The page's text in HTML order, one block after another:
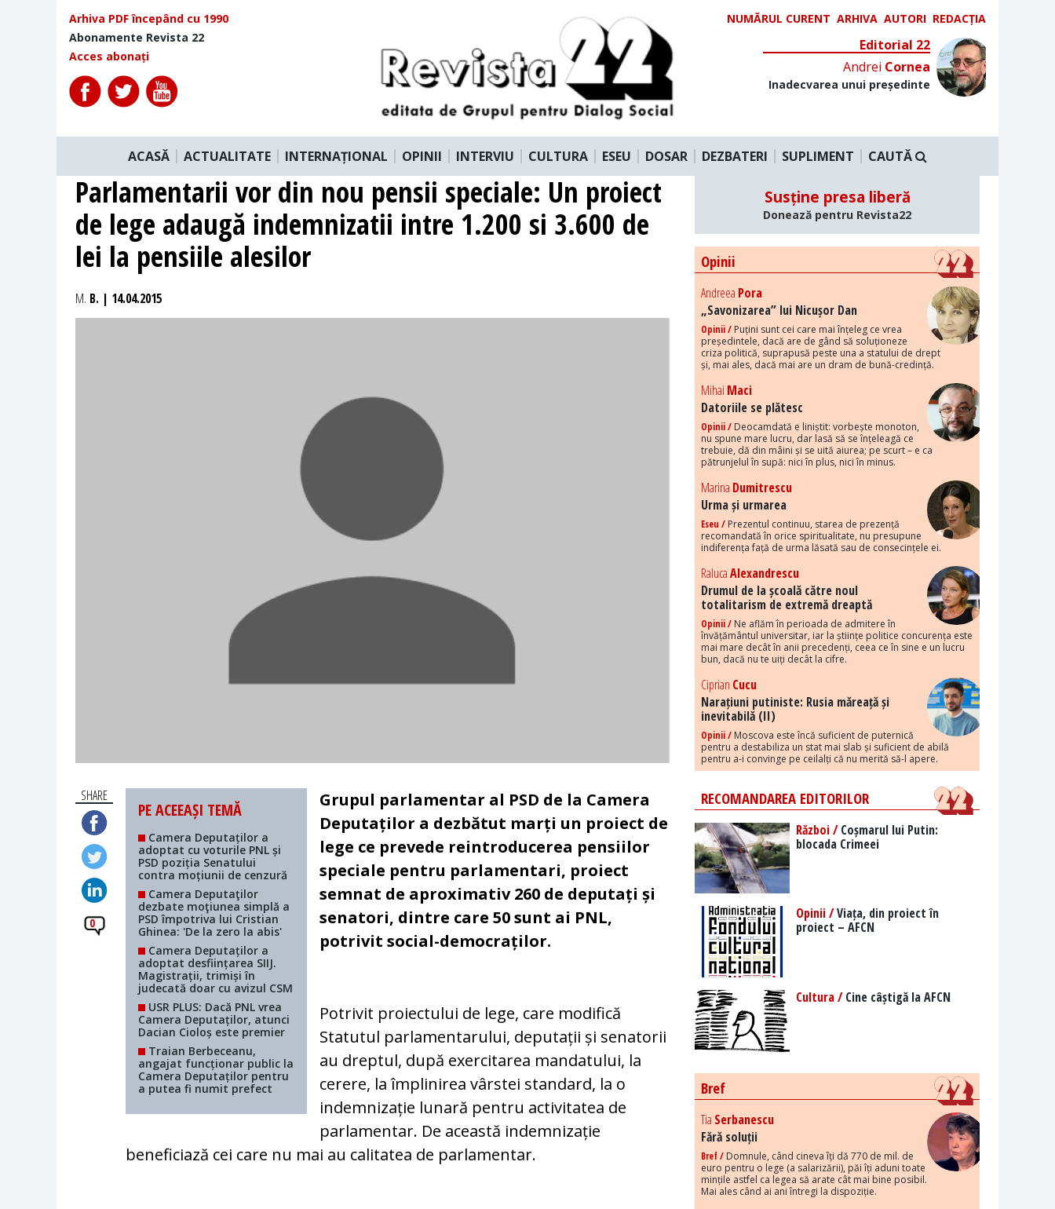
Arhiva PDF începând cu 1990
Abonamente Revista 22
Acces abonați
NUMĂRUL CURENT ARHIVA AUTORI REDACȚIA
Editorial 22
Andrei Cornea
Inadecvarea unui președinte
ACASĂ ACTUALITATE INTERNAȚIONAL OPINII INTERVIU CULTURA ESEU DOSAR DEZBATERI SUPLIMENT CAUTĂ
Parlamentarii vor din nou pensii speciale: Un proiect
de lege adaugă indemnizatii intre 1.200 si 3.600 de
lei la pensiile alesilor
M. B. | 14.04.2015
SHARE
0
PE ACEEAȘI TEMĂ
Camera Deputaților a
adoptat cu voturile PNL și
PSD poziția Senatului
contra moțiunii de cenzură
Camera Deputaţilor
dezbate moţiunea simplă a
PSD împotriva lui Cristian
Ghinea: 'De la zero la abis'
Camera Deputaților a
adoptat desființarea SIIJ.
Magistrații, trimiși în
judecată doar cu avizul CSM
USR PLUS: Dacă PNL vrea
Camera Deputaților, atunci
Dacian Cioloș este premier
Traian Berbeceanu,
angajat funcționar public la
Camera Deputaților pentru
a putea fi numit prefect
Grupul parlamentar al PSD de la Camera
Deputaților a dezbătut marți un proiect de
lege ce prevede reintroducerea pensiilor
speciale pentru parlamentari, proiect
semnat de aproximativ 260 de deputați și
senatori, dintre care 50 sunt ai PNL,
potrivit social-democraților.
Potrivit proiectului de lege, care modifică
Statutul parlamentarului, deputații și senatorii
au dreptul, după exercitarea mandatului, la
cerere, la împlinirea vârstei standard, la o
indemnizație lunară pentru activitatea de
parlamentar. De această indemnizație
beneficiază cei care nu mai au calitatea de parlamentar.
Susține presa liberă
Donează pentru Revista22
Opinii
Andreea Pora
„Savonizarea” lui Nicușor Dan
Opinii / Puțini sunt cei care mai înțeleg ce vrea
președintele, dacă are de gând să soluționeze
criza politică, suprapusă peste una a statului de drept
și, mai ales, dacă mai are un dram de bună-credință.
Mihai Maci
Datoriile se plătesc
Opinii / Deocamdată e liniștit: vorbește monoton,
nu spune mare lucru, dar lasă să se înțeleagă ce
trebuie, dă din mâini și se uită aiurea; pe scurt – e ca
pătrunjelul în supă: nici în plus, nici în minus.
Marina Dumitrescu
Urma și urmarea
Eseu / Prezentul continuu, starea de prezență
recomandată în orice spiritualitate, nu presupune
indiferența față de urma lăsată sau de consecințele ei.
RalucaAlexandrescu
Drumul de la școală către noul
totalitarism de extremă dreaptă
Opinii / Ne aflăm în perioada de admitere în
învățământul universitar, iar la științe politice concurența este
mai mare decât în anii precedenți, ceea ce în sine e un lucru
bun, dacă nu te uiți decât la cifre.
Ciprian Cucu
Narațiuni putiniste: Rusia măreață și
inevitabilă (II)
Opinii / Moscova este încă suficient de puternică
pentru a destabiliza un stat mai slab și suficient de abilă
pentru a-i convinge pe ceilalți că nu merită să-l apere.
RECOMANDAREA EDITORILOR
Război /Coșmarul lui Putin:
blocada Crimeei
Opinii /Viața, din proiect în
proiect – AFCN
Cultura /Cine câștigă la AFCN
Bref
Tia Serbanescu
Fără soluții
Bref / Domnule, când cineva îți dă 770 de mil. de
euro pentru o lege (a salarizării), păi îți aduni toate
mințile astfel ca legea să arate cât mai bine posibil.
Mai ales când ai ani întregi la dispoziție.